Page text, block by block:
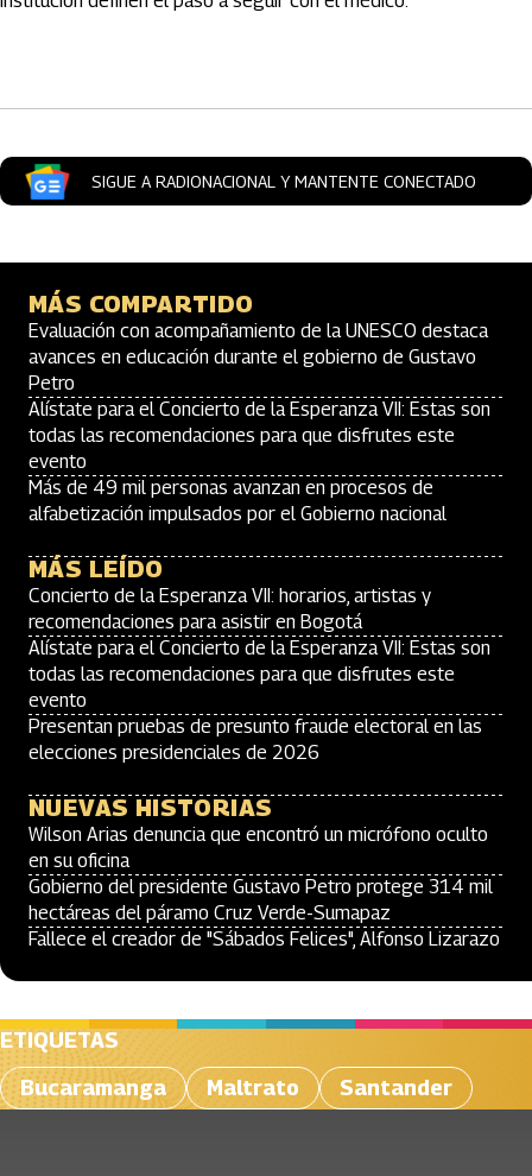
SIGUE A RADIONACIONAL Y MANTENTE CONECTADO
MÁS COMPARTIDO
Evaluación con acompañamiento de la UNESCO destaca
avances en educación durante el gobierno de Gustavo
Petro
Alístate para el Concierto de la Esperanza VII: Estas son
todas las recomendaciones para que disfrutes este
evento
Más de 49 mil personas avanzan en procesos de
alfabetización impulsados por el Gobierno nacional
MÁS LEÍDO
Concierto de la Esperanza VII: horarios, artistas y
recomendaciones para asistir en Bogotá
Alístate para el Concierto de la Esperanza VII: Estas son
todas las recomendaciones para que disfrutes este
evento
Presentan pruebas de presunto fraude electoral en las
elecciones presidenciales de 2026
NUEVAS HISTORIAS
Wilson Arias denuncia que encontró un micrófono oculto
en su oficina
Gobierno del presidente Gustavo Petro protege 314 mil
hectáreas del páramo Cruz Verde-Sumapaz
Fallece el creador de "Sábados Felices", Alfonso Lizarazo
ETIQUETAS
Bucaramanga
Maltrato Santander